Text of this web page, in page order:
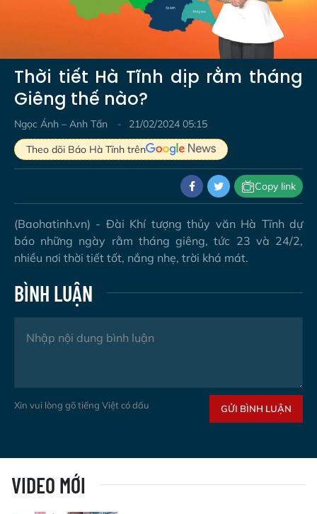
Video
Thời tiết Hà Tĩnh dịp rằm tháng
Giêng thế nào?
Ngọc Ánh – Anh Tấn
21/02/2024 05:15
Theo dõi Báo Hà Tĩnh trên
Copy link
(Baohatinh.vn) - Đài Khí tượng thủy văn Hà Tĩnh dự
báo những ngày rằm tháng giêng, tức 23 và 24/2,
nhiều nơi thời tiết tốt, nắng nhẹ, trời khá mát.
BÌNH LUẬN
Xin vui lòng gõ tiếng Việt có dấu GỬI BÌNH LUẬN
VIDEO MỚI